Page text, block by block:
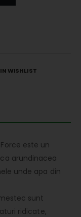
WISHLIST
este un
arundinacea
unde apa din
sunt
ridicate,